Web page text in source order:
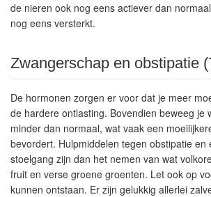
de nieren ook nog eens actiever dan
nog eens versterkt.
Zwangerschap en obstipatie
De hormonen zorgen er voor dat je meer
de hardere ontlasting. Bovendien beweeg je
minder dan normaal, wat vaak een
bevordert. Hulpmiddelen tegen obstipatie en
stoelgang zijn dan het nemen van wat
fruit en verse groene groenten. Let ook op
kunnen ontstaan. Er zijn gelukkig allerlei